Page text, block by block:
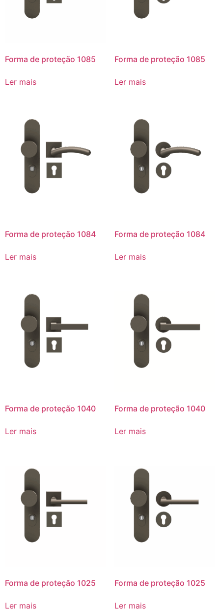
Forma de proteção 1085
Ler mais
Forma de proteção 1085
Ler mais
Forma de proteção 1084
Ler mais
Forma de proteção 1084
Ler mais
Forma de proteção 1040
Ler mais
Forma de proteção 1040
Ler mais
Forma de proteção 1025
Ler mais
Forma de proteção 1025
Ler mais